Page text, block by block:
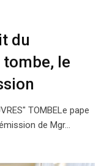
du
tombe, le
TOMBELe pape
de Mgr…